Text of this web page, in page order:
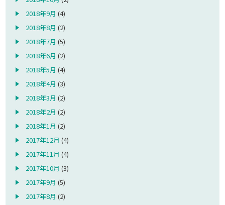
2018年9月 (4)
2018年8月 (2)
2018年7月 (5)
2018年6月 (2)
2018年5月 (4)
2018年4月 (3)
2018年3月 (2)
2018年2月 (2)
2018年1月 (2)
2017年12月 (4)
2017年11月 (4)
2017年10月 (3)
2017年9月 (5)
2017年8月 (2)